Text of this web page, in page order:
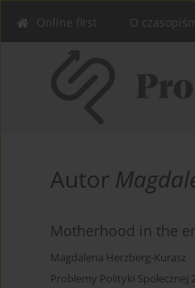
Online first O
Autor
Motherhood in the
Magdalena Herzberg-Kurasz
Problemy Polityki Społecznej